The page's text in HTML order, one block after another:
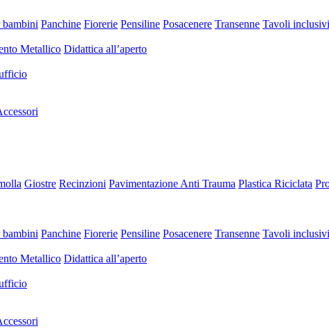
bambini Panchine Fiorerie Pensiline Posacenere Transenne Tavoli
Metallico Didattica all’aperto
Giostre Recinzioni Pavimentazione Anti Trauma Plastica Riciclata
bambini Panchine Fiorerie Pensiline Posacenere Transenne Tavoli
Metallico Didattica all’aperto